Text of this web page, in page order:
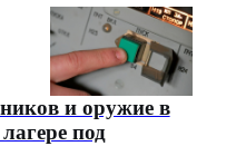
и оружие в
под